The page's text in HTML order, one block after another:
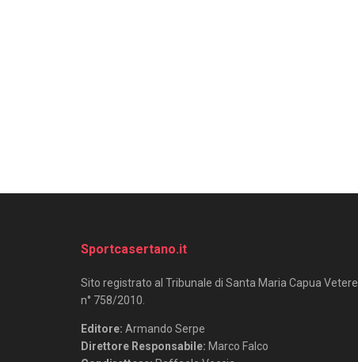
Sportcasertano.it
Sito registrato al Tribunale di Santa Maria Capua Vetere
n° 758/2010.
Editore: Armando Serpe
Direttore Responsabile: Marco Falco